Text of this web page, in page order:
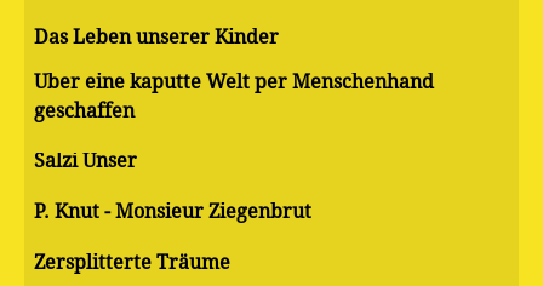
Das Leben unserer Kinder
Über eine kaputte Welt per Menschenhand
geschaffen
Salzi Unser
P. Knut - Monsieur Ziegenbrut
Zersplitterte Träume